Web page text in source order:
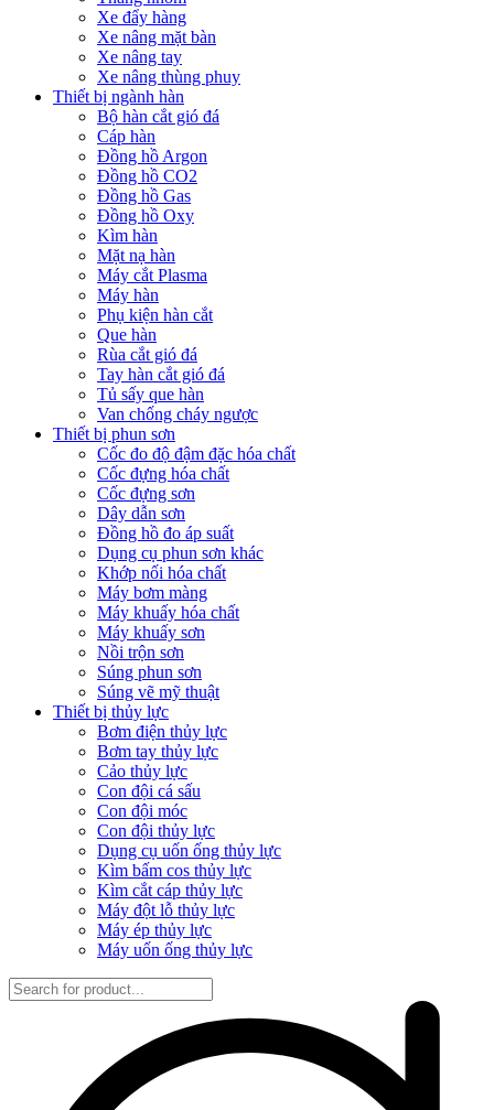
Xe đẩy hàng
Xe nâng mặt bàn
Xe nâng tay
Xe nâng thùng phuy
Thiết bị ngành hàn
Bộ hàn cắt gió đá
Cáp hàn
Đồng hồ Argon
Đồng hồ CO2
Đồng hồ Gas
Đồng hồ Oxy
Kìm hàn
Mặt nạ hàn
Máy cắt Plasma
Máy hàn
Phụ kiện hàn cắt
Que hàn
Rùa cắt gió đá
Tay hàn cắt gió đá
Tủ sấy que hàn
Van chống cháy ngược
Thiết bị phun sơn
Cốc đo độ đậm đặc hóa chất
Cốc đựng hóa chất
Cốc đựng sơn
Dây dẫn sơn
Đồng hồ đo áp suất
Dụng cụ phun sơn khác
Khớp nối hóa chất
Máy bơm màng
Máy khuấy hóa chất
Máy khuấy sơn
Nồi trộn sơn
Súng phun sơn
Súng vẽ mỹ thuật
Thiết bị thủy lực
Bơm điện thủy lực
Bơm tay thủy lực
Cảo thủy lực
Con đội cá sấu
Con đội móc
Con đội thủy lực
Dụng cụ uốn ống thủy lực
Kìm bấm cos thủy lực
Kìm cắt cáp thủy lực
Máy đột lỗ thủy lực
Máy ép thủy lực
Máy uốn ống thủy lực